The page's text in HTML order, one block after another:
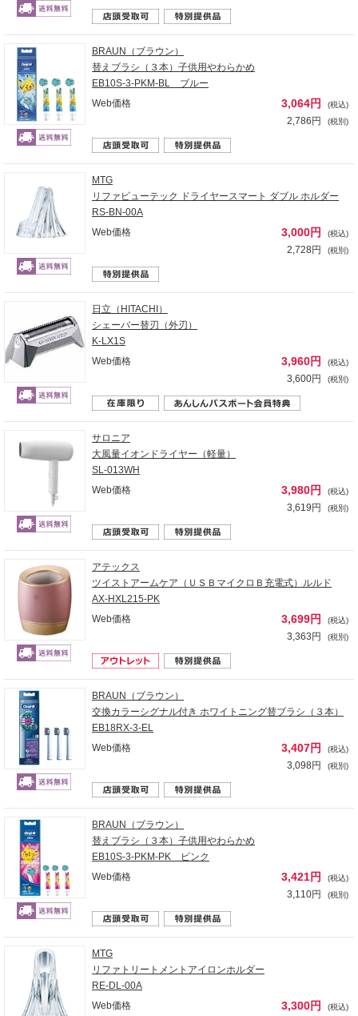
BRAUN（ブラウン）
替えブラシ（３本）子供用やわらかめ
EB10S-3-PKM-BL ブルー
Web価格
3,064円 (税込)
2,786円 (税別)
MTG
リファビューテック ドライヤースマート ダブル ホルダー
RS-BN-00A
Web価格
3,000円 (税込)
2,728円 (税別)
日立（HITACHI）
シェーバー替刃（外刃）
K-LX1S
Web価格
3,960円 (税込)
3,600円 (税別)
サロニア
大風量イオンドライヤー（軽量）
SL-013WH
Web価格
3,980円 (税込)
3,619円 (税別)
アテックス
ツイストアームケア（ＵＳＢマイクロＢ充電式）ルルド
AX-HXL215-PK
Web価格
3,699円 (税込)
3,363円 (税別)
BRAUN（ブラウン）
交換カラーシグナル付き ホワイトニング替ブラシ（３本）
EB18RX-3-EL
Web価格
3,407円 (税込)
3,098円 (税別)
BRAUN（ブラウン）
替えブラシ（３本）子供用やわらかめ
EB10S-3-PKM-PK ピンク
Web価格
3,421円 (税込)
3,110円 (税別)
MTG
リファトリートメントアイロンホルダー
RE-DL-00A
Web価格
3,300円 (税込)